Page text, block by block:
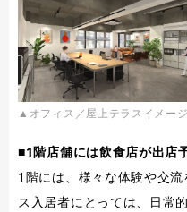
▲オフィス／屋上テラスイメージ
■1階店舗には飲食店が出店
1階には、様々な体験や交
ス入居者にとっては、日常